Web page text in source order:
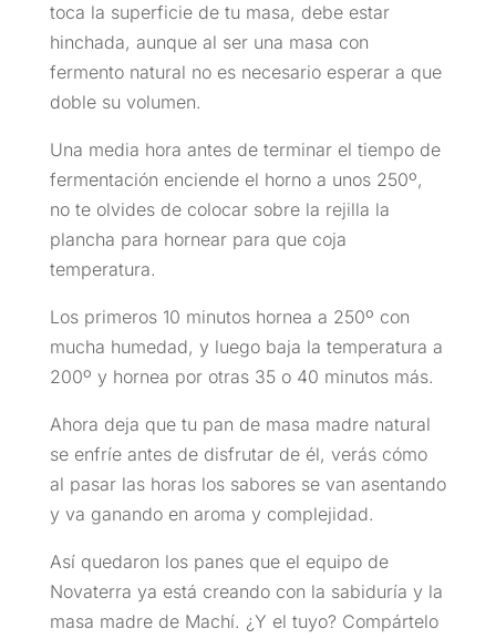
toca la superficie de tu masa, debe estar
hinchada, aunque al ser una masa con
fermento natural no es necesario esperar a que
doble su volumen.
Una media hora antes de terminar el tiempo de
fermentación enciende el horno a unos 250º,
no te olvides de colocar sobre la rejilla la
plancha para hornear para que coja
temperatura.
Los primeros 10 minutos hornea a 250º con
mucha humedad, y luego baja la temperatura a
200º y hornea por otras 35 o 40 minutos más.
Ahora deja que tu pan de masa madre natural
se enfríe antes de disfrutar de él, verás cómo
al pasar las horas los sabores se van asentando
y va ganando en aroma y complejidad.
Así quedaron los panes que el equipo de
Novaterra ya está creando con la sabiduría y la
masa madre de Machí. ¿Y el tuyo? Compártelo